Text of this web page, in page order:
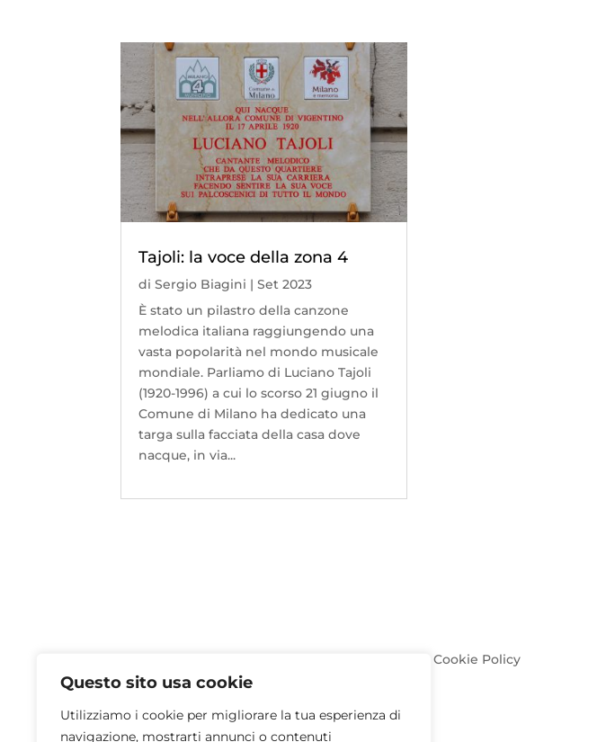
Questo sito usa cookie
Utilizziamo i cookie per migliorare la tua esperienza di
navigazione, mostrarti annunci o contenuti
Tajoli: la voce della zona 4
diSergio Biagini |Set 2023
È stato un pilastro della canzone
melodica italiana raggiungendo una
vasta popolarità nel mondo musicale
mondiale. Parliamo di Luciano Tajoli
(1920-1996) a cui lo scorso 21 giugno il
Comune di Milano ha dedicato una
targa sulla facciata della casa dove
nacque, in via...
Cookie Policy